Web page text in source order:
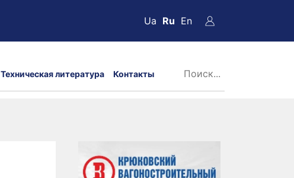
Ua Ru En
Техническая литература Контакты